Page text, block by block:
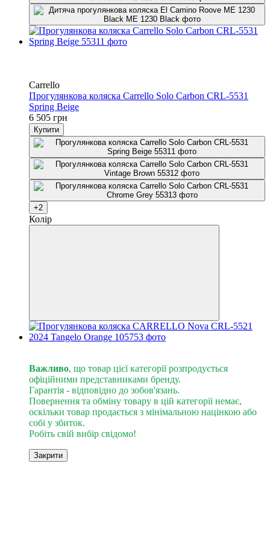
Carrello
Прогулянкова коляска Carrello Solo Carbon CRL-5531
Spring Beige
6 505 грн
Купити
+2
Колір
Важливо, що товар цієї категорії розпродується
офіційними представниками бренду.
Гарантія - відповідно до зобов'язань.
Повернення та обміну товару в цій категорії немає,
оскільки товар продається з мінімальною націнкою або
собі у збиток.
Робіть свій вибір свідомо!
Закрити